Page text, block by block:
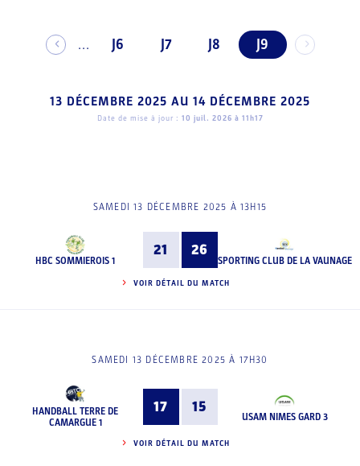
... J6 J7 J8 J9
13 DÉCEMBRE 2025 AU 14 DÉCEMBRE 2025
Date de mise à jour : 10 juil. 2026 à 11h17
SAMEDI 13 DÉCEMBRE 2025 À 13H15
HBC SOMMIEROIS 1
21 26
SPORTING CLUB DE LA VAUNAGE
VOIR DÉTAIL DU MATCH
SAMEDI 13 DÉCEMBRE 2025 À 17H30
HANDBALL TERRE DE
CAMARGUE 1
17 15
USAM NIMES GARD 3
VOIR DÉTAIL DU MATCH